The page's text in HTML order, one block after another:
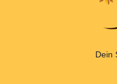
Dein